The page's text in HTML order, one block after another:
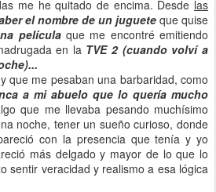
me he quitado de encima. Desde las
el nombre de un juguete que quise
película que me encontré emitiendo
en la TVE 2 (cuando volví a
y que me pesaban una barbaridad, como
a mi abuelo que lo quería mucho
que me llevaba pesando muchísimo
noche, tener un sueño curioso, donde
con la presencia que tenía y yo
más delgado y mayor de lo que lo
sentir veracidad y realismo a esa lógica